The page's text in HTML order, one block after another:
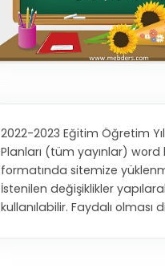
2022-2023 Eğitim Öğretim
Planları (tüm yayınlar) word
formatında sitemize
İstenilen değişiklikler
kullanılabilir. Faydalı olması